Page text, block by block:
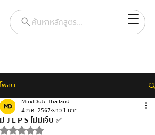
ค้นหาหลักสูตร...
โพสต์
มี J E P S ไม่มีเจ็บ ✅
MindDoJo Thailand
4 ก.ค. 2567 ยาว 1 นาที
ได้รับ NaN เต็ม 5 ดาว